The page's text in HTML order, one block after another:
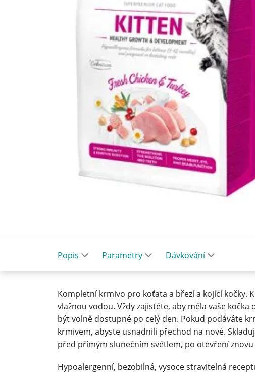
Popis Parametry Dávkování
Kompletní krmivo pro koťata a březí a kojící kočky.
vlažnou vodou. Vždy zajistěte, aby měla vaše
být volně dostupné po celý den. Pokud podáváte
krmivem, abyste usnadnili přechod na nové.
před přímým slunečním světlem, po otevření znovu
Hypoalergenní, bezobilná, vysoce stravitelná